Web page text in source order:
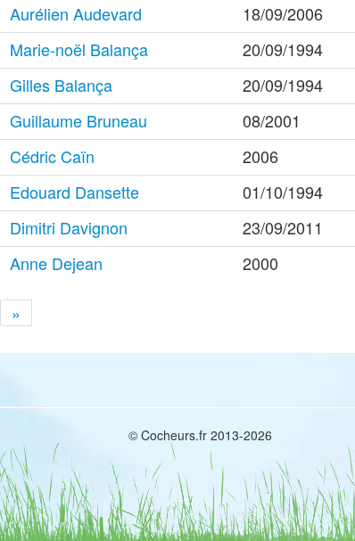
Aurélien Audevard
18/09/2006
Marie-noël Balança
20/09/1994
Gilles Balança
20/09/1994
Guillaume Bruneau
08/2001
Cédric Caïn
2006
Edouard Dansette
01/10/1994
Dimitri Davignon
23/09/2011
Anne Dejean
2000
»
© Cocheurs.fr 2013-2026